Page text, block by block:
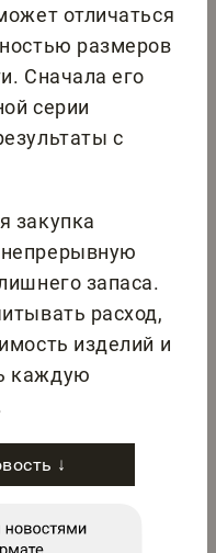
отличаться
размеров
Сначала его
серии
с
закупка
запаса.
расход,
изделий и
каждую
↓